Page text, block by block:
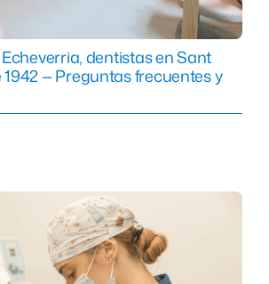
dentistas en Sant
— Preguntas frecuentes y